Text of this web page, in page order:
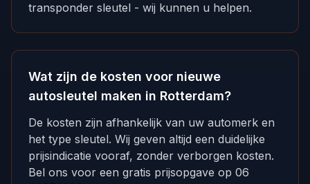
transponder sleutel - wij kunnen u helpen.
Wat zijn de kosten voor nieuwe
autosleutel maken in Rotterdam?
De kosten zijn afhankelijk van uw automerk en
het type sleutel. Wij geven altijd een duidelijke
prijsindicatie vooraf, zonder verborgen kosten.
Bel ons voor een gratis prijsopgave op 06